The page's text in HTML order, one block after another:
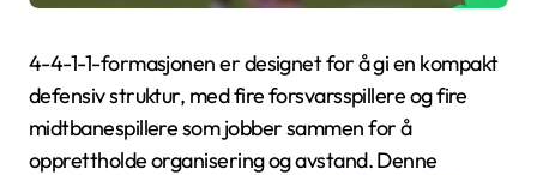
4-4-1-1-formasjonen er designet for å gi en kompakt
defensiv struktur, med fire forsvarsspillere og fire
midtbanespillere som jobber sammen for å
opprettholde organisering og avstand. Denne